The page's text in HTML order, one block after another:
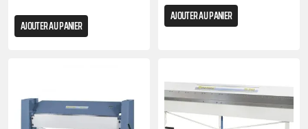
AJOUTER AU PANIER
AJOUTER AU PANIER